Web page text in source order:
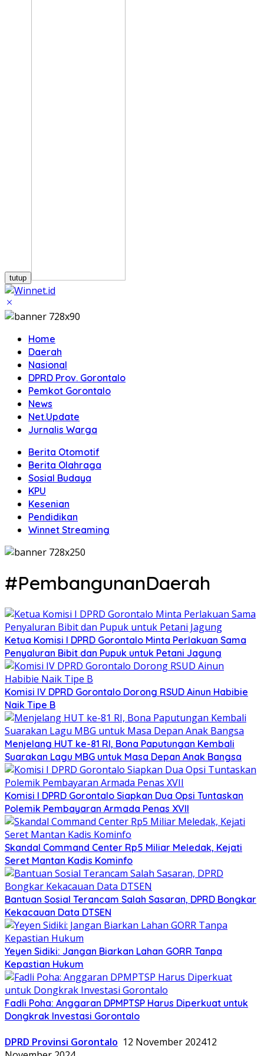
tutup
Home
Daerah
Nasional
DPRD Prov. Gorontalo
Pemkot Gorontalo
News
Net.Update
Jurnalis Warga
Berita Otomotif
Berita Olahraga
Sosial Budaya
KPU
Kesenian
Pendidikan
Winnet Streaming
#PembangunanDaerah
Ketua Komisi I DPRD Gorontalo Minta Perlakuan Sama
Penyaluran Bibit dan Pupuk untuk Petani Jagung
Komisi IV DPRD Gorontalo Dorong RSUD Ainun Habibie
Naik Tipe B
Menjelang HUT ke-81 RI, Bona Paputungan Kembali
Suarakan Lagu MBG untuk Masa Depan Anak Bangsa
Komisi I DPRD Gorontalo Siapkan Dua Opsi Tuntaskan
Polemik Pembayaran Armada Penas XVII
Skandal Command Center Rp5 Miliar Meledak, Kejati
Seret Mantan Kadis Kominfo
Bantuan Sosial Terancam Salah Sasaran, DPRD Bongkar
Kekacauan Data DTSEN
Yeyen Sidiki: Jangan Biarkan Lahan GORR Tanpa
Kepastian Hukum
Fadli Poha: Anggaran DPMPTSP Harus Diperkuat untuk
Dongkrak Investasi Gorontalo
DPRD Provinsi Gorontalo 12 November 202412